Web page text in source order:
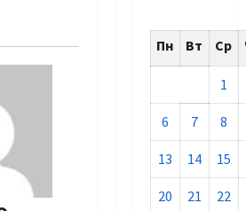
Пн Вт Ср
1
6 7 8
13 14 15
20 21 22